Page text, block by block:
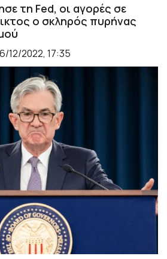
τη Fed, οι αγορές σε
ο σκληρός πυρήνας
12/2022, 17:35